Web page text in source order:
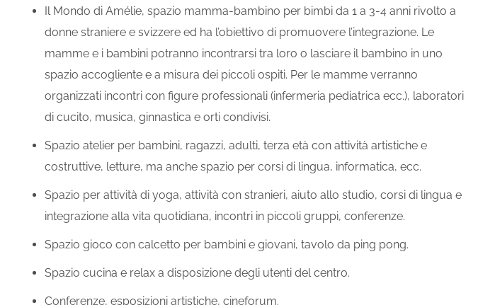
Il Mondo di Amélie, spazio mamma-bambino per bimbi da 1 a 3-4 anni rivolto a
donne straniere e svizzere ed ha l’obiettivo di promuovere l’integrazione. Le
mamme e i bambini potranno incontrarsi tra loro o lasciare il bambino in uno
spazio accogliente e a misura dei piccoli ospiti. Per le mamme verranno
organizzati incontri con figure professionali (infermeria pediatrica ecc.), laboratori
di cucito, musica, ginnastica e orti condivisi.
Spazio atelier per bambini, ragazzi, adulti, terza età con attività artistiche e
costruttive, letture, ma anche spazio per corsi di lingua, informatica, ecc.
Spazio per attività di yoga, attività con stranieri, aiuto allo studio, corsi di lingua e
integrazione alla vita quotidiana, incontri in piccoli gruppi, conferenze.
Spazio gioco con calcetto per bambini e giovani, tavolo da ping pong.
Spazio cucina e relax a disposizione degli utenti del centro.
Conferenze, esposizioni artistiche, cineforum.